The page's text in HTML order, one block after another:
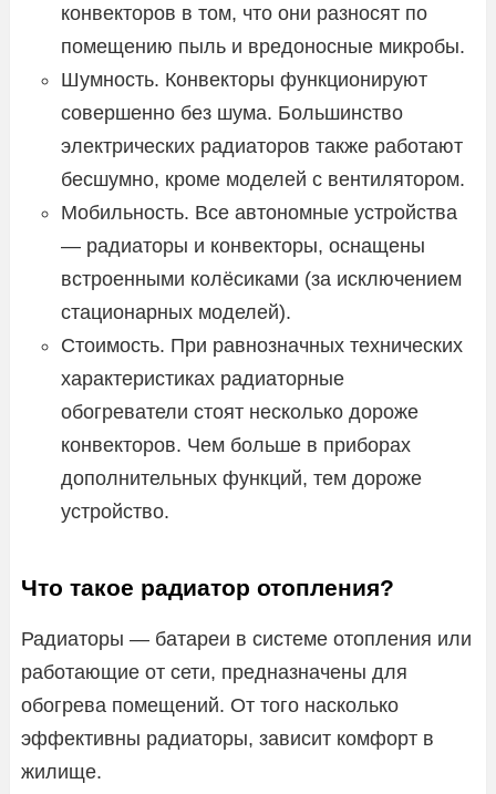
конвекторов в том, что они разносят по
помещению пыль и вредоносные микробы.
Шумность. Конвекторы функционируют
совершенно без шума. Большинство
электрических радиаторов также работают
бесшумно, кроме моделей с вентилятором.
Мобильность. Все автономные устройства
— радиаторы и конвекторы, оснащены
встроенными колёсиками (за исключением
стационарных моделей).
Стоимость. При равнозначных технических
характеристиках радиаторные
обогреватели стоят несколько дороже
конвекторов. Чем больше в приборах
дополнительных функций, тем дороже
устройство.
Что такое радиатор отопления?
Радиаторы — батареи в системе отопления или
работающие от сети, предназначены для
обогрева помещений. От того насколько
эффективны радиаторы, зависит комфорт в
жилище.